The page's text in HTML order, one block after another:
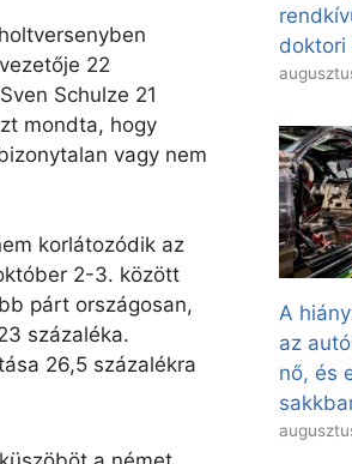
22
Schulze 21
mondta, hogy
vagy nem
korlátozódik az
2-3. között
párt országosan,
százaléka.
26,5 százalékra
doktori
A
az
nő, és